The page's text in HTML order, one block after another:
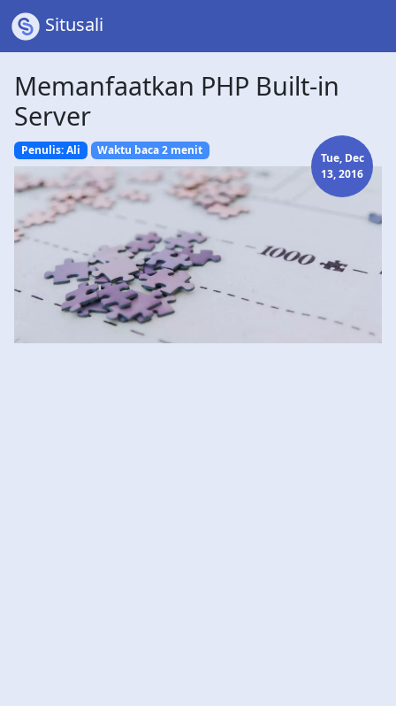
Situsali
Memanfaatkan PHP Built-in
Server
Penulis: Ali Waktu baca 2 menit
Tue, Dec
13, 2016